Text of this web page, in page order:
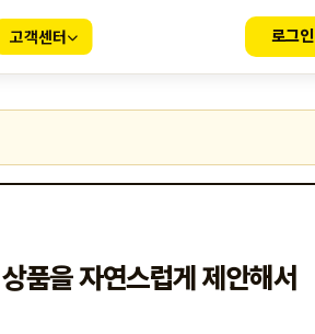
고객센터 로그인
품을 자연스럽게 제안해서